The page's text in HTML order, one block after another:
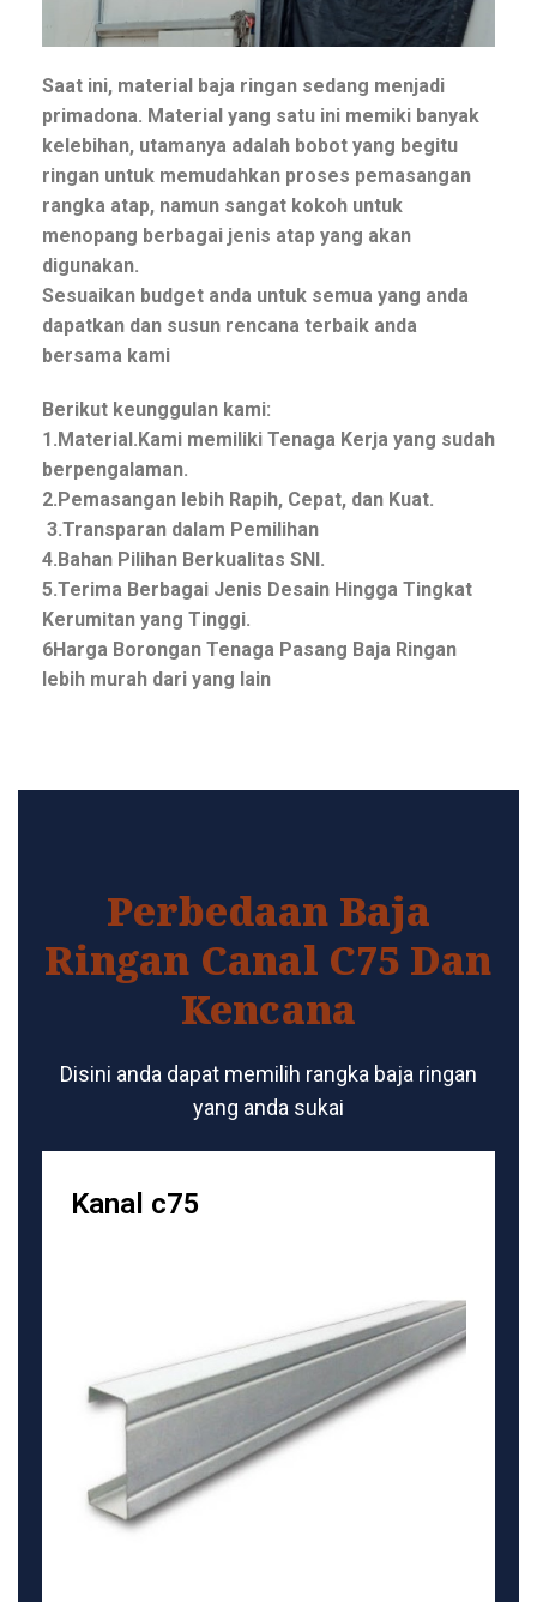
Saat ini, material baja ringan sedang menjadi
primadona. Material yang satu ini memiki banyak
kelebihan, utamanya adalah bobot yang begitu
ringan untuk memudahkan proses pemasangan
rangka atap, namun sangat kokoh untuk
menopang berbagai jenis atap yang akan
digunakan.
Sesuaikan budget anda untuk semua yang anda
dapatkan dan susun rencana terbaik anda
bersama kami
Berikut keunggulan kami:
1.Material.Kami memiliki Tenaga Kerja yang sudah
berpengalaman.
2.Pemasangan lebih Rapih, Cepat, dan Kuat.
3.Transparan dalam Pemilihan
4.Bahan Pilihan Berkualitas SNI.
5.Terima Berbagai Jenis Desain Hingga Tingkat
Kerumitan yang Tinggi.
6Harga Borongan Tenaga Pasang Baja Ringan
lebih murah dari yang lain
Perbedaan Baja
Ringan Canal C75 Dan
Kencana
Disini anda dapat memilih rangka baja ringan
yang anda sukai
Kanal c75